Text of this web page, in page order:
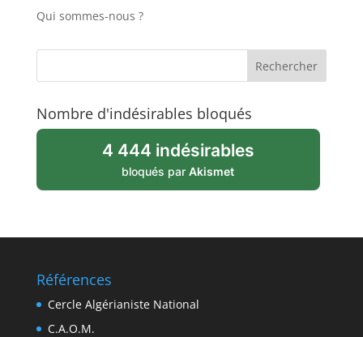
Qui sommes-nous ?
Nombre d'indésirables bloqués
4 444 indésirables
bloqués parAkismet
Références
Cercle Algérianiste National
C.A.O.M.